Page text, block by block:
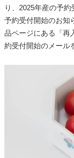
り、2025年産の予約
予約受付開始のお知
品ページにある「再
約受付開始のメール